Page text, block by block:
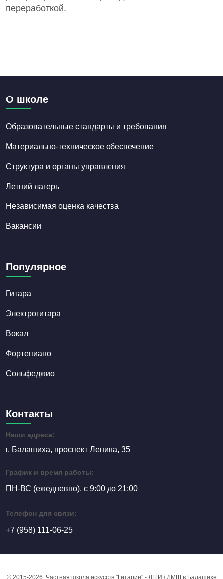
переработкой.
О школе
Образовательные стандарты и требования
Материально-техническое обеспечение
Структура и органы управления
Летний лагерь
Независимая оценка качества
Вакансии
Популярное
Гитара
Электрогитара
Вокал
Фортепиано
Сольфеджио
Контакты
Наши адреса:
г. Балашиха, проспект Ленина, 35
График и время работы:
ПН-ВС (ежедневно), с 9:00 до 21:00
Телефон для связи:
+7 (958) 111-06-25
© 2015-2026, Частная школа искусств "Гитарин" - ДШИ / ДМШ в Балашихе